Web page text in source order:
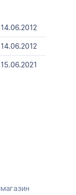
14.06.2012
14.06.2012
15.06.2021
магазин